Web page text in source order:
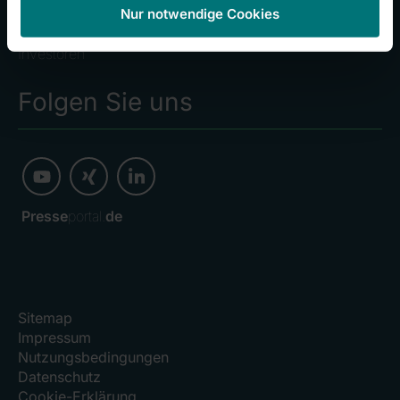
Nur notwendige Cookies
Investoren
Folgen Sie uns
Presseportal. de
Sitemap
Impressum
Nutzungsbedingungen
Datenschutz